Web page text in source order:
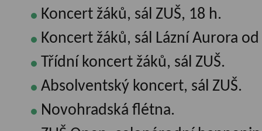
Koncert žáků, sál ZUŠ, 18 h.
Koncert žáků, sál Lázní Aurora
Třídní koncert žáků, sál ZUŠ.
Absolventský koncert, sál ZUŠ.
Novohradská flétna.